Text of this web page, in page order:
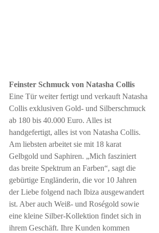
Feinster Schmuck von Natasha Collis
Eine Tür weiter fertigt und verkauft Natasha
Collis exklusiven Gold- und Silberschmuck
ab 180 bis 40.000 Euro. Alles ist
handgefertigt, alles ist von Natasha Collis.
Am liebsten arbeitet sie mit 18 karat
Gelbgold und Saphiren. „Mich fasziniert
das breite Spektrum an Farben“, sagt die
gebürtige Engländerin, die vor 10 Jahren
der Liebe folgend nach Ibiza ausgewandert
ist. Aber auch Weiß- und Roségold sowie
eine kleine Silber-Kollektion findet sich in
ihrem Geschäft. Ihre Kunden kommen